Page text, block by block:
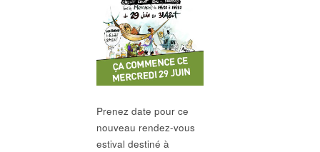
Prenez date pour ce
nouveau rendez-vous
estival destiné à